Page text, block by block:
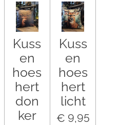
Kuss
en
hoes
hert
don
ker
Kuss
en
hoes
hert
licht
€ 9,95